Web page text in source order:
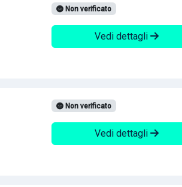
Non verificato
Vedi dettagli
Non verificato
Vedi dettagli